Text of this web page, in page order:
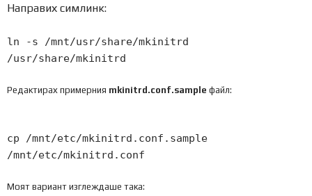
Направих симлинк:
ln -s /mnt/usr/share/mkinitrd
/usr/share/mkinitrd
Редактирах примерния mkinitrd.conf.sample файл:
cp /mnt/etc/mkinitrd . conf . sample
/mnt/etc/mkinitrd . conf
Моят вариант изглеждаше така: